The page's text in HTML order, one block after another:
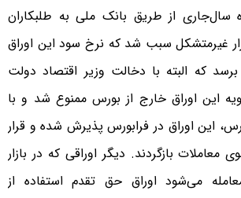
سال‌جاری از طریق بانک ملی به طلبکاران
غیرمتشکل سبب شد که نرخ سود این اوراق
درصد برسد که البته با دخالت وزیر اقتصاد دولت
این اوراق خارج از بورس ممنوع شد و با
این اوراق در فرابورس پذیرش شده و قرار
معاملات بازگردند. دیگر اوراقی که در بازار
می‌شود اوراق حق تقدم استفاده از